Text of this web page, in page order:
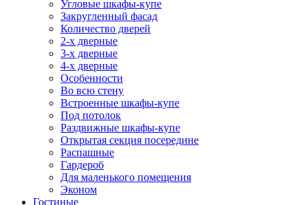
Угловые шкафы-купе
Закругленный фасад
Количество дверей
2-х дверные
3-х дверные
4-х дверные
Особенности
Во всю стену
Встроенные шкафы-купе
Под потолок
Раздвижные шкафы-купе
Открытая секция посередине
Распашные
Гардероб
Для маленького помещения
Эконом
Гостиные